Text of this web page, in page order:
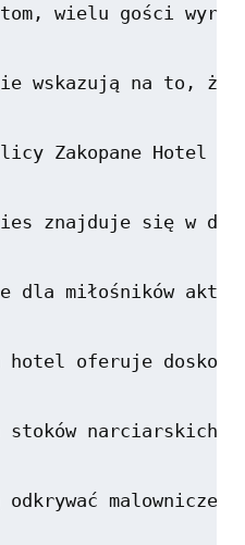
wielu gości
wskazują na to, że
Zakopane Hotel
znajduje się w
dla miłośników
hotel oferuje
narciarskich
odkrywać